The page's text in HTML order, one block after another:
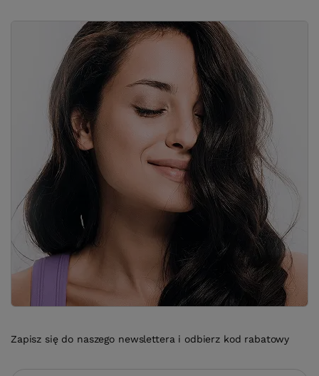
Zapisz się do naszego newslettera i odbierz kod rabatowy